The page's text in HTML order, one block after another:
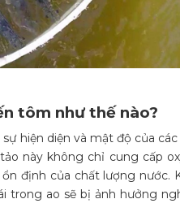
tôm như thế nào?
hiện diện và mật độ của
này không chỉ cung cấp
định của chất lượng nước.
trong ao sẽ bị ảnh hưởng